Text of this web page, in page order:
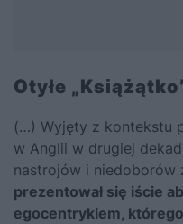
Otyłe
(…) Wyjęty z kontekstu
w Anglii w drugiej
nastrojów i niedoborów
prezentował się iście
egocentrykiem,